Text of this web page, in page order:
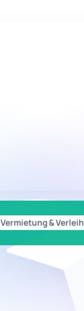
Vermietung & Verleih